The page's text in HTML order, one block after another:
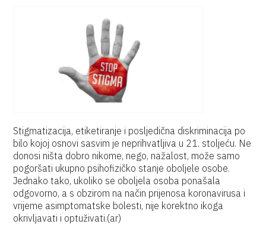
Stigmatizacija, etiketiranje i posljedična diskriminacija po
bilo kojoj osnovi sasvim je neprihvatljiva u 21. stoljeću. Ne
donosi ništa dobro nikome, nego, nažalost, može samo
pogoršati ukupno psihofizičko stanje oboljele osobe.
Jednako tako, ukoliko se oboljela osoba ponašala
odgovorno, a s obzirom na način prijenosa koronavirusa i
vrijeme asimptomatske bolesti, nije korektno ikoga
okrivljavati i optuživati.(ar)